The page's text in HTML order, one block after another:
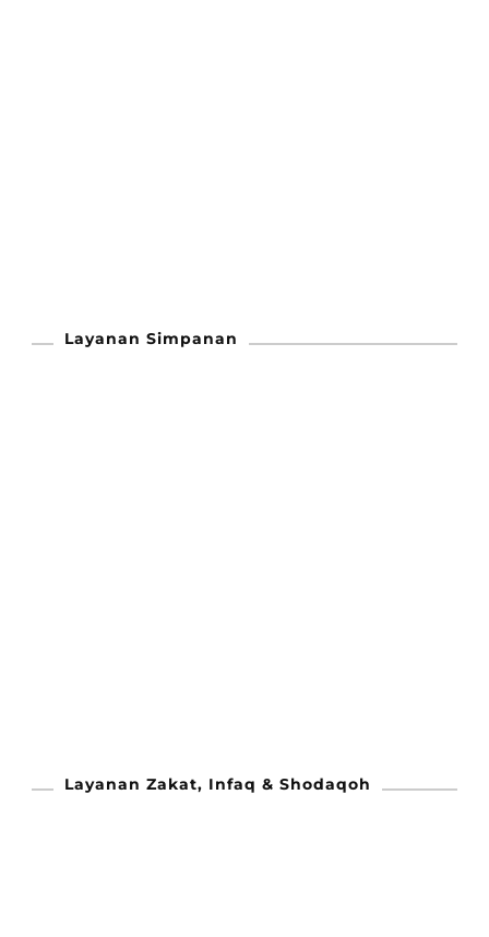
Layanan Simpanan
Layanan Zakat, Infaq & Shodaqoh